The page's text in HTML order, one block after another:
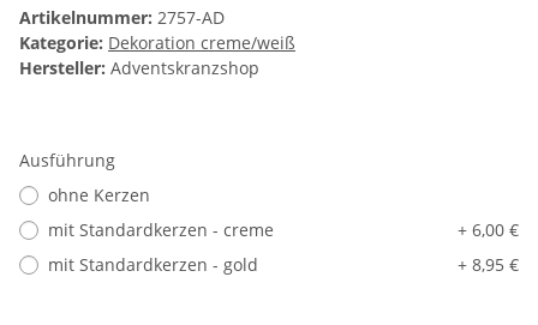
Artikelnummer: 2757-AD
Kategorie: Dekoration creme/weiß
Hersteller: Adventskranzshop
Ausführung
ohne Kerzen
mit Standardkerzen - creme
+ 6,00 €
mit Standardkerzen - gold
+ 8,95 €